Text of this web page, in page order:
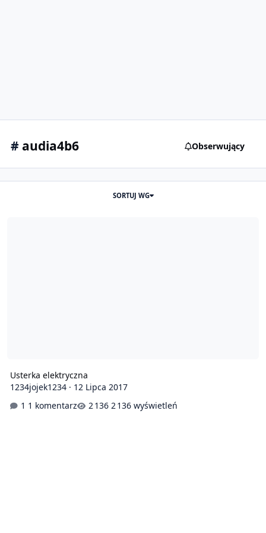
# audia4b6 Obserwujący
SORTUJ WG
Usterka elektryczna
1234jojek1234· 12 Lipca 2017
1 komentarz
2 136 wyświetleń